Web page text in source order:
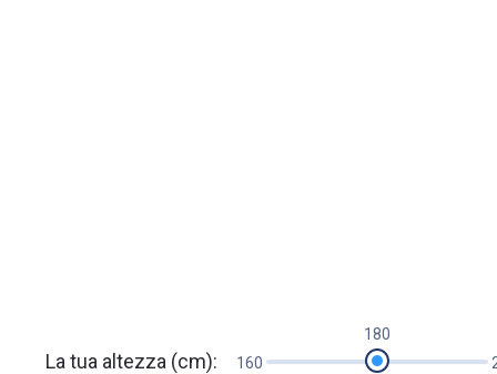
La tua altezza (cm): 160
180